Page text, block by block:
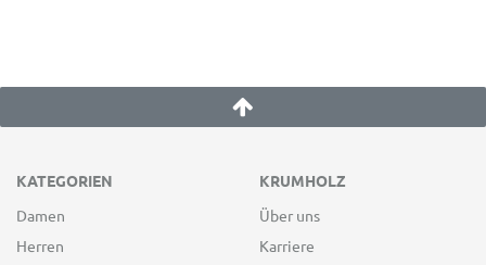
KATEGORIEN
Damen
Herren
KRUMHOLZ
Über uns
Karriere